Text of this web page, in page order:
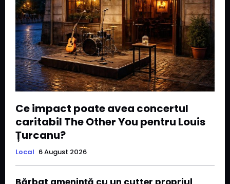
Ce impact poate avea concertul
caritabil The Other You pentru Louis
Țurcanu?
Local 6 August 2026